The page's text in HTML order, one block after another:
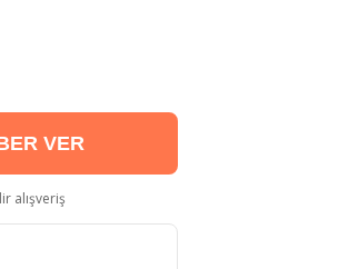
VER
alışveriş